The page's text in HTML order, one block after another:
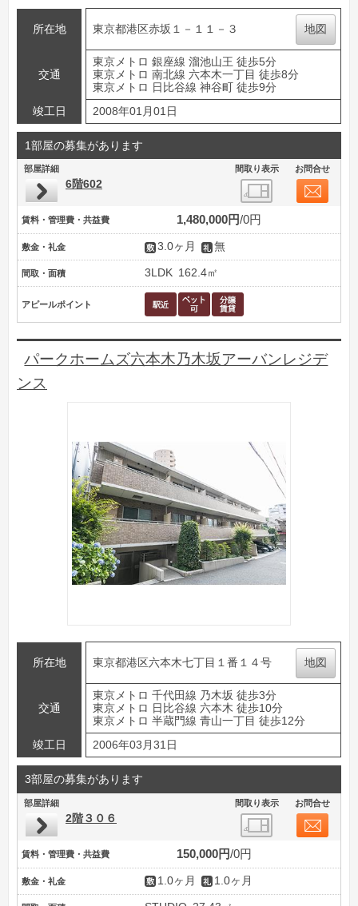
所在地 東京都港区赤坂１－１１－３ 地図
交通
東京メトロ 銀座線 溜池山王 徒歩5分
東京メトロ 南北線 六本木一丁目 徒歩8分
東京メトロ 日比谷線 神谷町 徒歩9分
竣工日
2008年01月01日
1部屋の募集があります
部屋詳細 間取り表示 お問合せ
6階602
賃料・管理費・共益費 1,480,000円 0円
敷金・礼金 3.0ヶ月 無
間取・面積 3LDK 162.4㎡
アピールポイント
パークホームズ六本木乃木坂アーバンレジデ
ンス
所在地 東京都港区六本木七丁目１番１４号 地図
交通
東京メトロ 千代田線 乃木坂 徒歩3分
東京メトロ 日比谷線 六本木 徒歩10分
東京メトロ 半蔵門線 青山一丁目 徒歩12分
竣工日
2006年03月31日
3部屋の募集があります
部屋詳細 間取り表示 お問合せ
2階３０６
賃料・管理費・共益費 150,000円 0円
敷金・礼金 1.0ヶ月 1.0ヶ月